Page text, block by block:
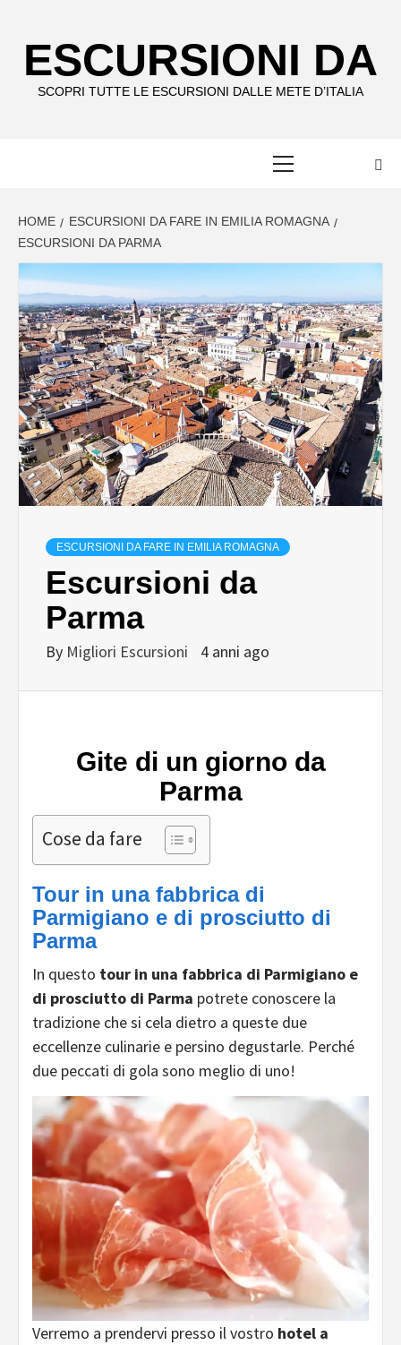
contentESCURSIONI DA
SCOPRI TUTTE LE ESCURSIONI DALLE METE D’ITALIA
HOME
ESCURSIONI DA FARE IN EMILIA ROMAGNA
ESCURSIONI DA PARMA
ESCURSIONI DA FARE IN EMILIA ROMAGNA
Escursioni da
Parma
By Migliori Escursioni 4 anni ago
Gite di un giorno da
Parma
Cose da fare
Tour in una fabbrica di
Parmigiano e di prosciutto di
Parma
In questo tour in una fabbrica di Parmigiano e
di prosciutto di Parma potrete conoscere la
tradizione che si cela dietro a queste due
eccellenze culinarie e persino degustarle. Perché
due peccati di gola sono meglio di uno!
Verremo a prendervi presso il vostro hotel a